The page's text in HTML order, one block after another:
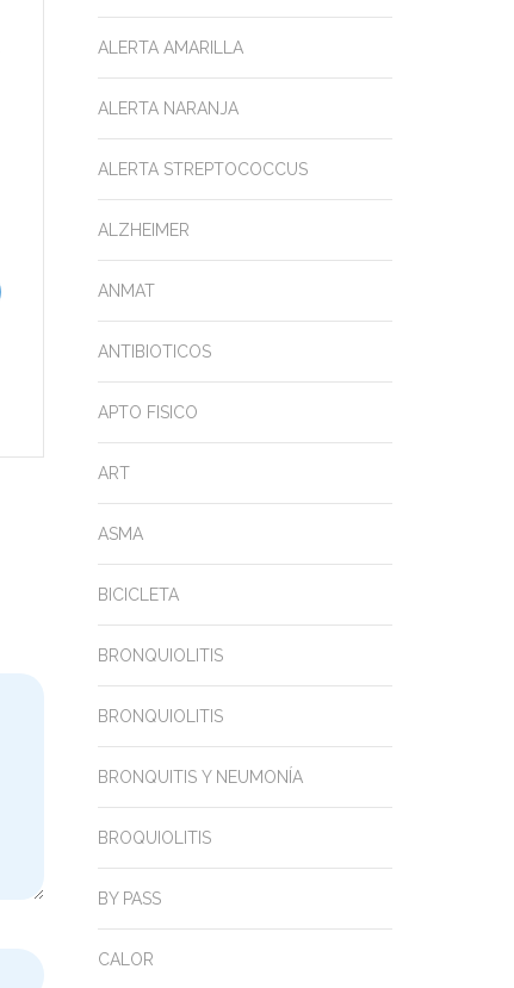
ALERTA AMARILLA
ALERTA NARANJA
ALERTA STREPTOCOCCUS
ALZHEIMER
ANMAT
ANTIBIOTICOS
APTO FISICO
ART
ASMA
BICICLETA
BRONQUIOLITIS
BRONQUIOLITIS
BRONQUITIS Y NEUMONÍA
BROQUIOLITIS
BY PASS
CALOR